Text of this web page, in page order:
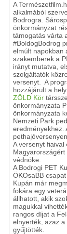
A
alkalmából
Bodrogra.
önkormányzat
támogatás várta
#BoldogBodrog
elmúlt napokban
szakemberek a
irányt mutatva,
szolgáltatók
versenyt. A
hozzájárult a
ZÖLD Kör
önkormányzata
önkormányzata
Nemzeti Park
eredményekhez.
A versenyt fiaival
védnöke.
A Bodrogi PET
ÖKOsaBB
Kupán már
fokára egy
állhatott, akik
magukkal
rangos díjat a
elnyerték, azaz
gyűjtötték.